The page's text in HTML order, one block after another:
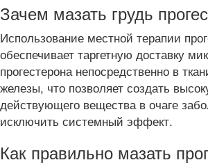
Зачем мазать грудь
Использование местной терапии
обеспечивает таргетную доставку
прогестерона непосредственно в
железы, что позволяет создать
действующего вещества в очаге
исключить системный эффект.
Как правильно мазать